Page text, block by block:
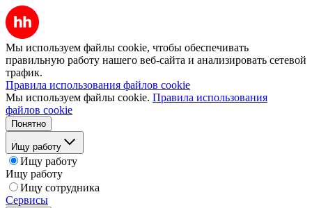
Мы используем файлы cookie, чтобы обеспечивать
правильную работу нашего веб-сайта и анализировать сетевой
трафик.
Правила использования файлов cookie
Мы используем файлы cookie. Правила использования
файлов cookie
Понятно
Ищу работу
Ищу работу
Ищу работу
Ищу сотрудника
Сервисы